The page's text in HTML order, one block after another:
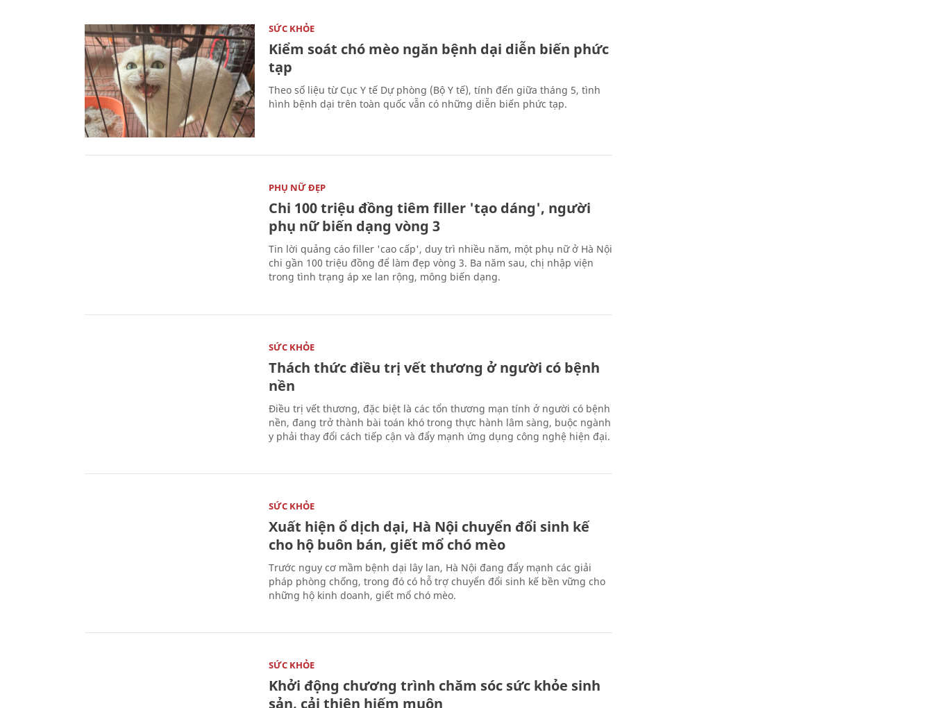
SỨC KHỎE
Kiểm soát chó mèo ngăn bệnh dại diễn biến phức
tạp
Theo số liệu từ Cục Y tế Dự phòng (Bộ Y tế), tính đến giữa tháng 5, tình
hình bệnh dại trên toàn quốc vẫn có những diễn biến phức tạp.
PHỤ NỮ ĐẸP
Chi 100 triệu đồng tiêm filler 'tạo dáng', người
phụ nữ biến dạng vòng 3
Tin lời quảng cáo filler 'cao cấp', duy trì nhiều năm, một phụ nữ ở Hà Nội
chi gần 100 triệu đồng để làm đẹp vòng 3. Ba năm sau, chị nhập viện
trong tình trạng áp xe lan rộng, mông biến dạng.
SỨC KHỎE
Thách thức điều trị vết thương ở người có bệnh
nền
Điều trị vết thương, đặc biệt là các tổn thương mạn tính ở người có bệnh
nền, đang trở thành bài toán khó trong thực hành lâm sàng, buộc ngành
y phải thay đổi cách tiếp cận và đẩy mạnh ứng dụng công nghệ hiện đại.
SỨC KHỎE
Xuất hiện ổ dịch dại, Hà Nội chuyển đổi sinh kế
cho hộ buôn bán, giết mổ chó mèo
Trước nguy cơ mầm bệnh dại lây lan, Hà Nội đang đẩy mạnh các giải
pháp phòng chống, trong đó có hỗ trợ chuyển đổi sinh kế bền vững cho
những hộ kinh doanh, giết mổ chó mèo.
SỨC KHỎE
Khởi động chương trình chăm sóc sức khỏe sinh
sản, cải thiện hiếm muộn